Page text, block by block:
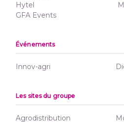
Hytel
GFA Events
Événements
Innov-agri
Les sites du groupe
Agrodistribution